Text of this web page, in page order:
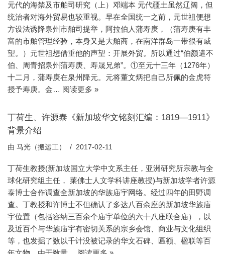
元代的海禁及市舶司研究（上）邓端本 元代疆土虽然辽阔，但
统治者对海外贸易也较重视。早在全国统一之前，元世祖便想
方设法诱降泉州市舶司提举，阿拉伯人蒲寿庚，（蒲寿庚有丰
富的市舶管理经验，本身又是大舶商，在南洋群岛一带很有威
望。）元世祖想借重他的声望：开展外贸。所以通过“伯颜遣不
伯、周青招泉州蒲寿庚、寿晟兄弟”。①至元十三年（1276年）
十二月，蒲寿庚在泉州降元。元将董文炳把自己所佩的金虎符
授予寿庚。金… 阅读更多 »
丁荷生、许源泰《新加坡华文铭刻汇编：1819—1911》
背景介绍
由 马光（搬运工） 2017-02-11
丁荷生教授(新加坡国立大学中文系主任，亚洲研究所宗教与全
球化研究组主任， 莱佛士人文学科讲座教授)与新加坡学者许源
泰博士合作调查全新加坡的华族庙宇网络。经过四年的田野调
查。丁教授和许博士不但确认了多达八百余座的新加坡华族庙
宇位置（包括容纳三百余个庙宇单位的六十八座联合庙），以
及近百个与华族庙宇有密切关系的宗乡会馆、商业与文化组织
等，也发掘了数以千计没被记录的华文石碑、匾额、楹联等百